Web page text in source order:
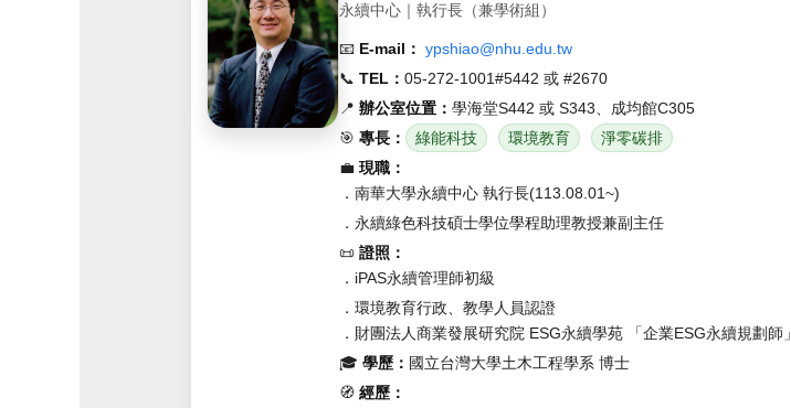
永續中心｜執行長（兼學術組）
📧 E-mail： ypshiao@nhu.edu.tw
📞 TEL： 05-272-1001#5442 或 #2670
📍 辦公室位置： 學海堂S442 或 S343、成均館C305
🎯 專長： 綠能科技 環境教育
淨零碳排
💼 現職：
．南華大學永續中心 執行長(113.08.01~)
．永續綠色科技碩士學位學程助理教授兼副主任
📜 證照：
．iPAS永續管理師初級
．環境教育行政、教學人員認證
．財團法人商業發展研究院 ESG永續學苑 「企業ESG永續規劃師」
🎓 學歷： 國立台灣大學土木工程學系 博士
🧭 經歷：